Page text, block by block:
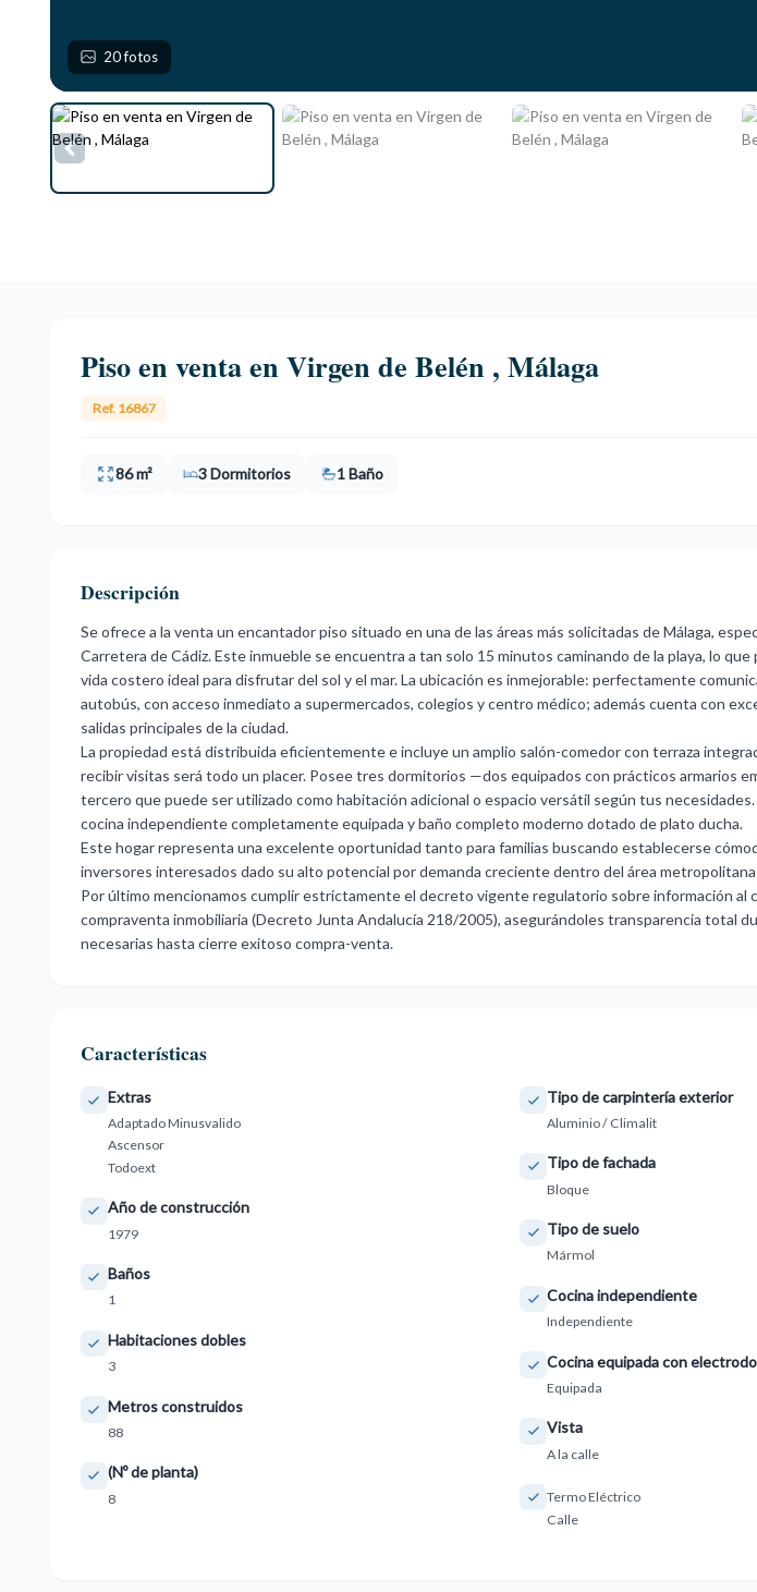
20 fotos
Piso en venta en Virgen de Belén , Málaga
Ref. 16867
86 m² 3 Dormitorios 1 Baño
Descripción
Se ofrece a la venta un encantador piso situado en una de las áreas más solicitadas de Málaga,
Carretera de Cádiz. Este inmueble se encuentra a tan solo 15 minutos caminando de la playa, lo
vida costero ideal para disfrutar del sol y el mar. La ubicación es inmejorable: perfectamente
autobús, con acceso inmediato a supermercados, colegios y centro médico; además cuenta con
salidas principales de la ciudad.
La propiedad está distribuida eficientemente e incluye un amplio salón-comedor con terraza
recibir visitas será todo un placer. Posee tres dormitorios —dos equipados con prácticos armarios
tercero que puede ser utilizado como habitación adicional o espacio versátil según tus
cocina independiente completamente equipada y baño completo moderno dotado de plato ducha.
Este hogar representa una excelente oportunidad tanto para familias buscando establecerse
inversores interesados dado su alto potencial por demanda creciente dentro del área metropolitana
Por último mencionamos cumplir estrictamente el decreto vigente regulatorio sobre información al
compraventa inmobiliaria (Decreto Junta Andalucía 218/2005), asegurándoles transparencia total
necesarias hasta cierre exitoso compra-venta.
Características
Extras
Adaptado Minusvalido
Ascensor
Todoext
Año de construcción
1979
Baños
1
Habitaciones dobles
3
Metros construidos
88
(Nº de planta)
8
Tipo de carpintería exterior
Aluminio / Climalit
Tipo de fachada
Bloque
Tipo de suelo
Mármol
Cocina independiente
Independiente
Cocina equipada con
Equipada
Vista
A la calle
Termo Eléctrico
Calle